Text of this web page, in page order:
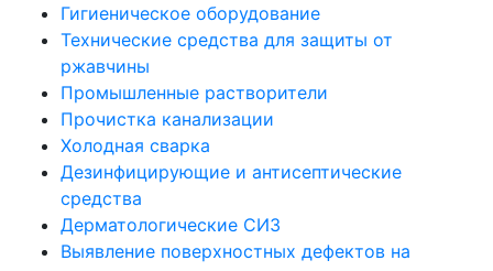
Гигиеническое оборудование
Технические средства для защиты от
ржавчины
Промышленные растворители
Прочистка канализации
Холодная сварка
Дезинфицирующие и антисептические
средства
Дерматологические СИЗ
Выявление поверхностных дефектов на